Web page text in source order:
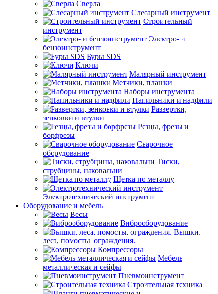
Сверла
Слесарный инструмент
Строительный
инструмент
Электро- и
бензоинструмент
Буры SDS
Ключи
Малярный инструмент
Метчики, плашки
Наборы инструмента
Напильники и надфили
Развертки,
зенковки и втулки
Резцы, фрезы и
борфрезы
Сварочное
оборудование
Тиски,
струбцины, наковальни
Щетка по металлу
Электротехнический инструмент
Оборудование и мебель
Весы
Виброоборудование
Вышки,
леса, помосты, ограждения.
Компрессоры
Мебель
металлическая и сейфы
Пневмоинструмент
Строительная техника